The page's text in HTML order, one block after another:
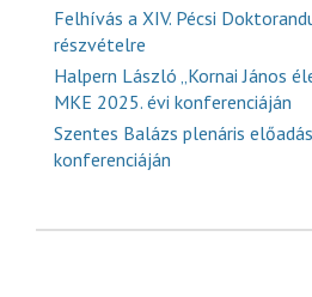
Felhívás a XIV. Pécsi
részvételre
Halpern László „Kornai János
MKE 2025. évi konferenciáján
Szentes Balázs plenáris
konferenciáján